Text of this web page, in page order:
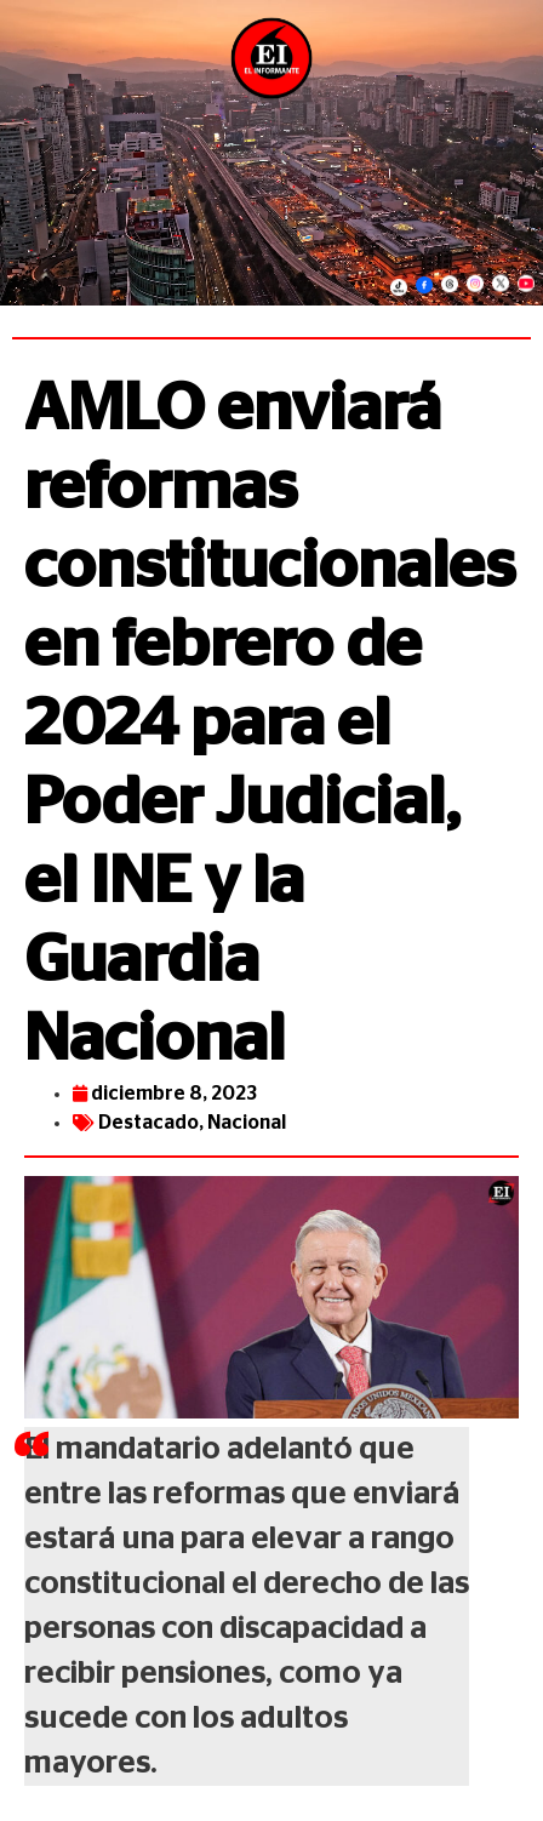
AMLO enviará
reformas
constitucionales
en febrero de
2024 para el
Poder Judicial,
el INE y la
Guardia
Nacional
diciembre 8, 2023
Destacado, Nacional
El mandatario adelantó que
entre las reformas que enviará
estará una para elevar a rango
constitucional el derecho de las
personas con discapacidad a
recibir pensiones, como ya
sucede con los adultos
mayores.